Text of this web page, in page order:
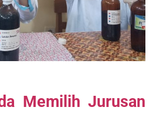
Memilih Jurusan